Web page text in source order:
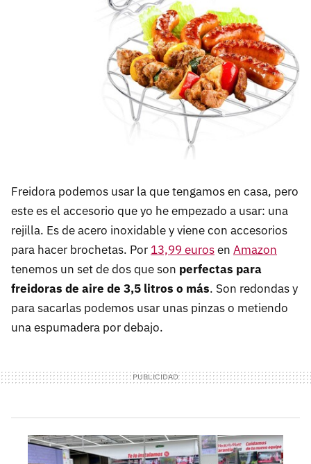
Freidora podemos usar la que tengamos en casa, pero
este es el accesorio que yo he empezado a usar: una
rejilla. Es de acero inoxidable y viene con accesorios
para hacer brochetas. Por 13,99 eurosen Amazon
tenemos un set de dos que son perfectas para
freidoras de aire de 3,5 litros o más. Son redondas y
para sacarlas podemos usar unas pinzas o metiendo
una espumadera por debajo.